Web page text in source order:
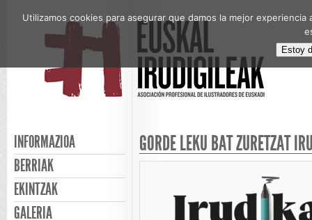
INFORMAZIOA
BERRIAK
EKINTZAK
GALERIA
GORDE LEKU BAT ZURETZAT
Utilizamos cookies para asegurar que damos la mejor
Estoy